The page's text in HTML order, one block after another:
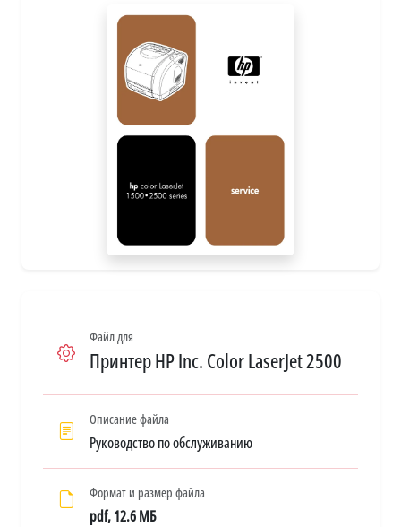
Файл для
Принтер HP Inc. Color LaserJet 2500
Описание файла
Руководство по обслуживанию
Формат и размер файла
pdf, 12.6 МБ